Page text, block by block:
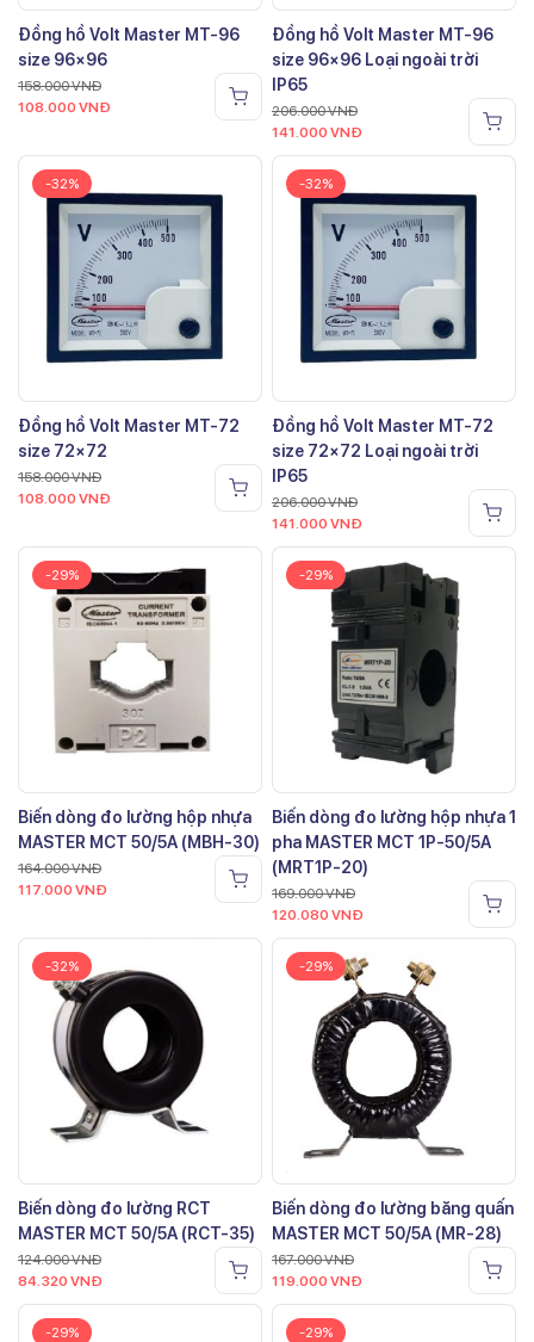
Đồng hồ Volt Master MT-96
size 96×96
158.000VNĐ
108.000 VNĐ
Đồng hồ Volt Master MT-96
size 96×96 Loại ngoài trời
IP65
206.000VNĐ
141.000 VNĐ
-32%
Đồng hồ Volt Master MT-72
size 72×72
158.000VNĐ
108.000 VNĐ
-32%
Đồng hồ Volt Master MT-72
size 72×72 Loại ngoài trời
IP65
206.000VNĐ
141.000 VNĐ
-29%
Biến dòng đo lường hộp nhựa
MASTER MCT 50/5A (MBH-30)
164.000VNĐ
117.000 VNĐ
-29%
Biến dòng đo lường hộp nhựa 1
pha MASTER MCT 1P-50/5A
(MRT1P-20)
169.000VNĐ
120.080 VNĐ
-32%
Biến dòng đo lường RCT
MASTER MCT 50/5A (RCT-35)
124.000VNĐ
84.320 VNĐ
-29%
Biến dòng đo lường băng quấn
MASTER MCT 50/5A (MR-28)
167.000VNĐ
119.000 VNĐ
-29% -29%